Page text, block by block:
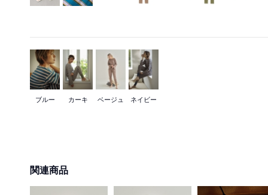
ブルー カーキ ベージュ ネイビー
関連商品